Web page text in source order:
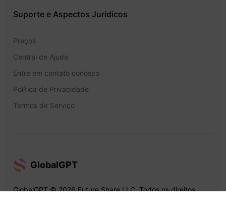
Suporte e Aspectos Jurídicos
Preços
Central de Ajuda
Entre em contato conosco
Política de Privacidade
Termos de Serviço
GlobalGPT
GlobalGPT © 2026 Future Share LLC. Todos os direitos